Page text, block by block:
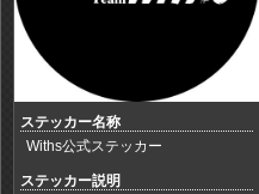
ステッカー名称
Withs公式ステッカー
ステッカー説明